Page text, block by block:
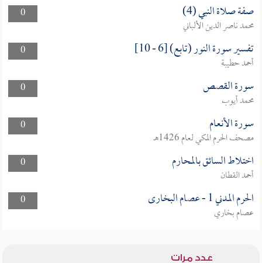
0 صفة صلاة النبي (4)
محمد ناصر الدين الألباني
0
تفسير سورة النور (تابع) [6 - 10]
أحمد حطيبة
0
سورة القصص
محمد أيوب
0
سورة الأنعام
مصحف الحرم المكي لعام 1426هـ
0
اختلاط السائق بالمحارم
أحمد القطان
0
الحرم المدني 1 - عصام البخارى
عصام بخاري
عدد مرات